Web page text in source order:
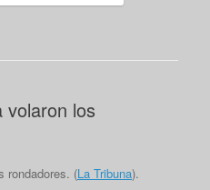
volaron los
rondadores. (La Tribuna).